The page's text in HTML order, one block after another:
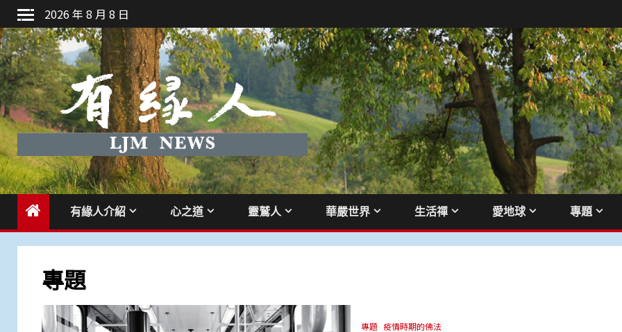
Skip
to
content
2026 年 8 月 8 日
有緣人介紹 心之道 靈鷲人 華嚴世界 生活禪 愛地球 專題
專題
專題 疫情時期的佛法